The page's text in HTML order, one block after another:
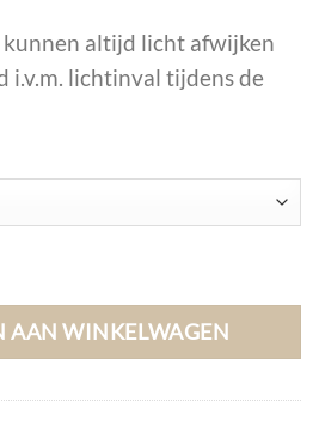
altijd licht afwijken
i.v.m. lichtinval tijdens de
Champagne. aantal
AAN WINKELWAGEN